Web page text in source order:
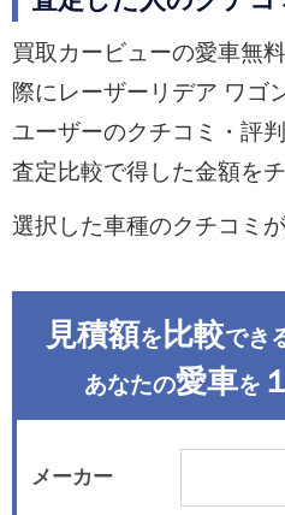
買取カービューの愛車無
際にレーザーリデア ワゴ
ユーザーのクチコミ・評
査定比較で得した金額を
選択した車種のクチコミ
見積額を 比較でき
あなたの愛車を
メーカー